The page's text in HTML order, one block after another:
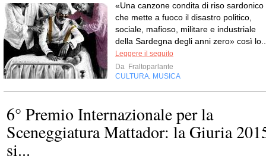
«Una canzone condita di riso sardonico
che mette a fuoco il disastro politico,
sociale, mafioso, militare e industriale
della Sardegna degli anni zero» così
Leggere il seguito
Da Fraltoparlante
CULTURA, MUSICA
6° Premio Internazionale per la
Sceneggiatura Mattador: la Giuria
si...